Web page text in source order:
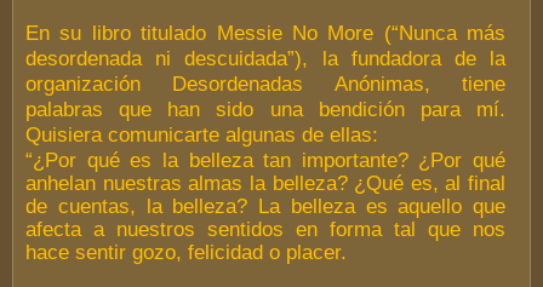
En su libro titulado Messie No More (“Nunca más
desordenada ni descuidada”), la fundadora de la
organización Desordenadas Anónimas, tiene
palabras que han sido una bendición para mí.
Quisiera comunicarte algunas de ellas:
“¿Por qué es la belleza tan importante? ¿Por qué
anhelan nuestras almas la belleza? ¿Qué es, al final
de cuentas, la belleza? La belleza es aquello que
afecta a nuestros sentidos en forma tal que nos
hace sentir gozo, felicidad o placer.